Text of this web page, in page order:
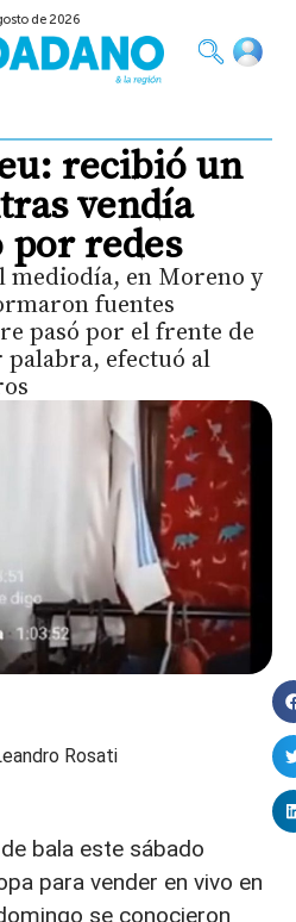
de 2026
recibió un
vendía
por redes
mediodía, en Moreno y
fuentes
pasó por el frente de
palabra, efectuó al
Rosati
bala este sábado
para vender en vivo en
se conocieron